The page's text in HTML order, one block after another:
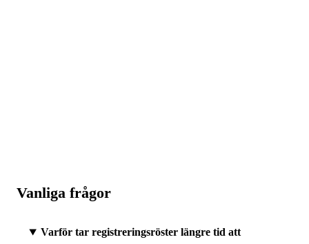
Vanliga frågor
Varför tar registreringsröster längre tid att